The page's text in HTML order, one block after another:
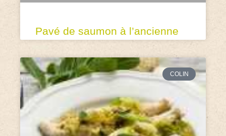
Pavé de saumon à l’ancienne
COLIN